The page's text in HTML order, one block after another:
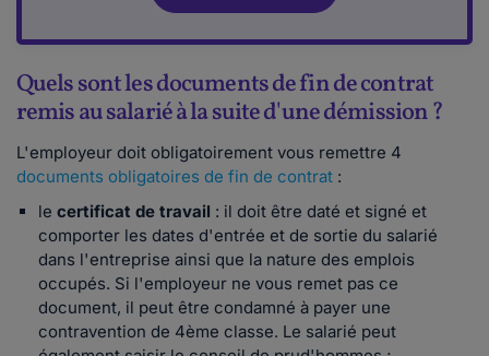
Quels sont les documents de fin de contrat
remis au salarié à la suite d'une démission ?
L'employeur doit obligatoirement vous remettre 4
documents obligatoires de fin de contrat :
le certificat de travail : il doit être daté et signé et
comporter les dates d'entrée et de sortie du salarié
dans l'entreprise ainsi que la nature des emplois
occupés. Si l'employeur ne vous remet pas ce
document, il peut être condamné à payer une
contravention de 4ème classe. Le salarié peut